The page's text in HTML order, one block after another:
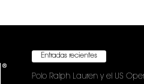
Entradas recientes
Polo Ralph Lauren y el US